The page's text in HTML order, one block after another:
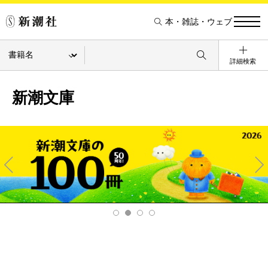
本・雑誌・ウェブ
詳細検索
新潮文庫
Pre
v
Ne
xt